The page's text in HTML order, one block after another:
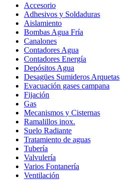
Accesorio
Adhesivos y Soldaduras
Aislamiento
Bombas Agua Fría
Canalones
Contadores Agua
Contadores Energía
Depósitos Agua
Desagües Sumideros Arquetas
Evacuación gases campana
Fijación
Gas
Mecanismos y Cisternas
Ramalillos inox.
Suelo Radiante
Tratamiento de aguas
Tubería
Valvulería
Varios Fontanería
Ventilación